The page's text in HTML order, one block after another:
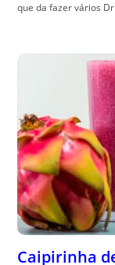
que da fazer vários
Caipirinha